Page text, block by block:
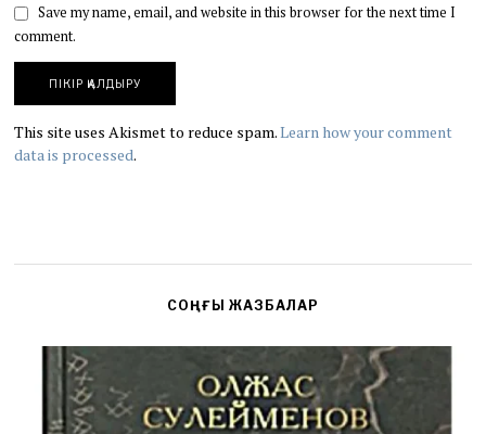
Save my name, email, and website in this browser for the next time I
comment.
This site uses Akismet to reduce spam.Learn how your comment
data is processed.
СОҢҒЫ ЖАЗБАЛАР